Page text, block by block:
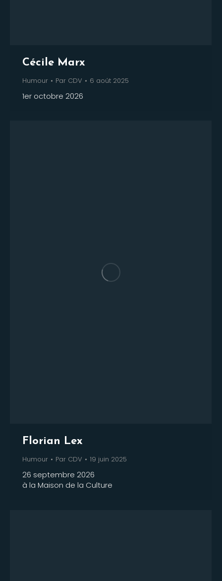
Cécile Marx
Humour Par CDV 6 août 2025
1er octobre 2026
Florian Lex
Humour Par CDV 19 juin 2025
26 septembre 2026
à la Maison de la Culture